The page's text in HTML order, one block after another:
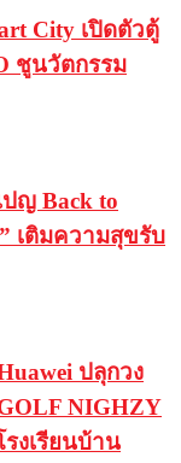
City เปิดตัวตู้
ชูนวัตกรรม
ญ Back to
เติมความสุขรับ
ปลุกวง
NIGHZY
งเรียนบ้าน